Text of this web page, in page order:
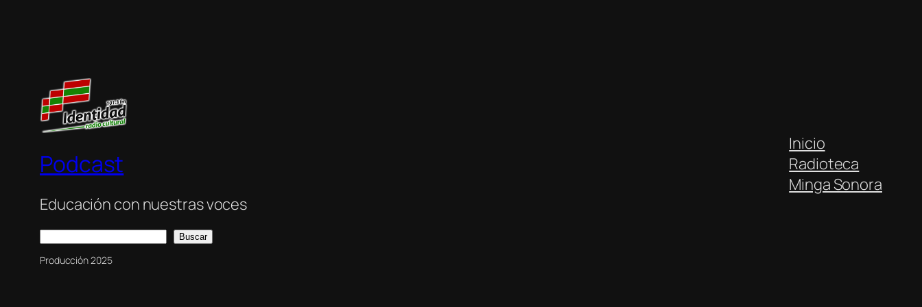
Podcast
Educación con nuestras voces
Inicio
Radioteca
Minga Sonora
Buscar Buscar
Producción 2025